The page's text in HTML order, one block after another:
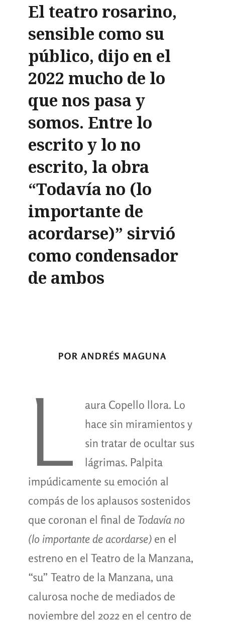
El teatro rosarino,
sensible como su
público, dijo en el
2022 mucho de lo
que nos pasa y
somos. Entre lo
escrito y lo no
escrito, la obra
“Todavía no (lo
importante de
acordarse)” sirvió
como condensador
de ambos
POR ANDRÉS MAGUNA
L
aura Copello llora. Lo
hace sin miramientos y
sin tratar de ocultar sus
lágrimas. Palpita
impúdicamente su emoción al
compás de los aplausos sostenidos
que coronan el final de Todavía no
(lo importante de acordarse)en el
estreno en el Teatro de la Manzana,
“su” Teatro de la Manzana, una
calurosa noche de mediados de
noviembre del 2022 en el centro de